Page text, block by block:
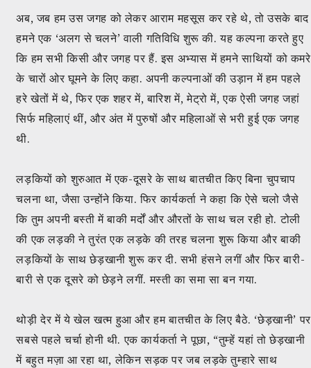
अब, जब हम उस जगह को लेकर आराम महसूस कर रहे थे, तो उसके बाद
हमने एक ‘अलग से चलने’ वाली गतिविधि शुरू की. यह कल्पना करते हुए
कि हम सभी किसी और जगह पर हैं. इस अभ्यास में हमने साथियों को कमरे
के चारों ओर घूमने के लिए कहा. अपनी कल्पनाओं की उड़ान में हम पहले
हरे खेतों में थे, फिर एक शहर में, बारिश में, मेट्रो में, एक ऐसी जगह जहां
सिर्फ महिलाएं थीं, और अंत में पुरुषों और महिलाओं से भरी हुई एक जगह
थी.
लड़कियों को शुरुआत में एक-दूसरे के साथ बातचीत किए बिना चुपचाप
चलना था, जैसा उन्होंने किया. फिर कार्यकर्ता ने कहा कि ऐसे चलो जैसे
कि तुम अपनी बस्ती में बाकी मर्दों और औरतों के साथ चल रही हो. टोली
की एक लड़की ने तुरंत एक लड़के की तरह चलना शुरू किया और बाकी
लड़कियों के साथ छेड़खानी शुरू कर दी. सभी हंसने लगीं और फिर बारी-
बारी से एक दूसरे को छेड़ने लगीं. मस्ती का समा सा बन गया.
थोड़ी देर में ये खेल खत्म हुआ और हम बातचीत के लिए बैठे. ‘छेड़खानी’ पर
सबसे पहले चर्चा होनी थी. एक कार्यकर्ता ने पूछा, “तुम्हें यहां तो छेड़खानी
में बहुत मज़ा आ रहा था, लेकिन सड़क पर जब लड़के तुम्हारे साथ